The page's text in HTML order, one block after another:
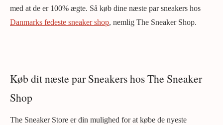
med at de er 100% ægte. Så køb dine næste par sneakers hos
Danmarks fedeste sneaker shop, nemlig The Sneaker Shop.
Køb dit næste par Sneakers hos The Sneaker
Shop
The Sneaker Store er din mulighed for at købe de nyeste